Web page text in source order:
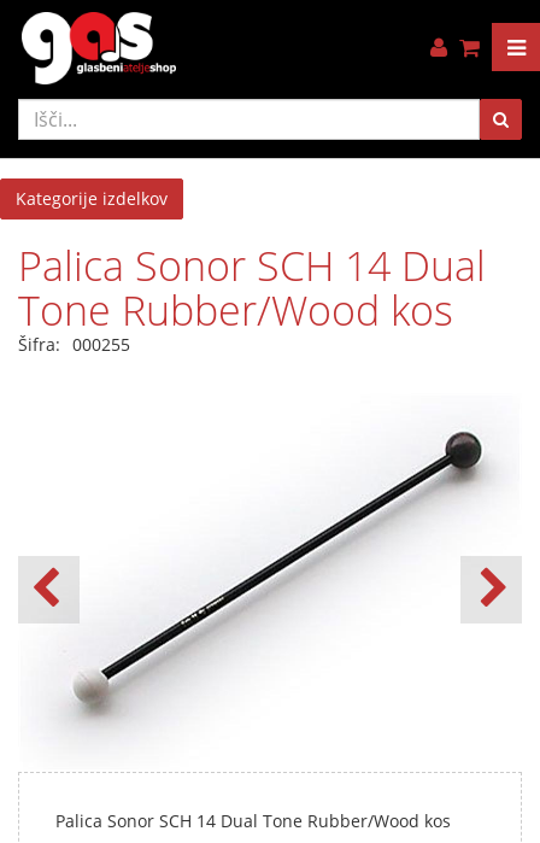
Kategorije izdelkov
Palica Sonor SCH 14 Dual
Tone Rubber/Wood kos
Šifra: 000255
Palica Sonor SCH 14 Dual Tone Rubber/Wood kos